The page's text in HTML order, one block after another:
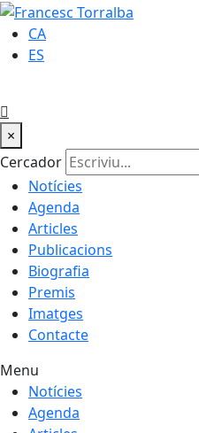
CA
ES
×
Cercador
Notícies
Agenda
Articles
Publicacions
Biografia
Premis
Imatges
Contacte
Menu
Notícies
Agenda